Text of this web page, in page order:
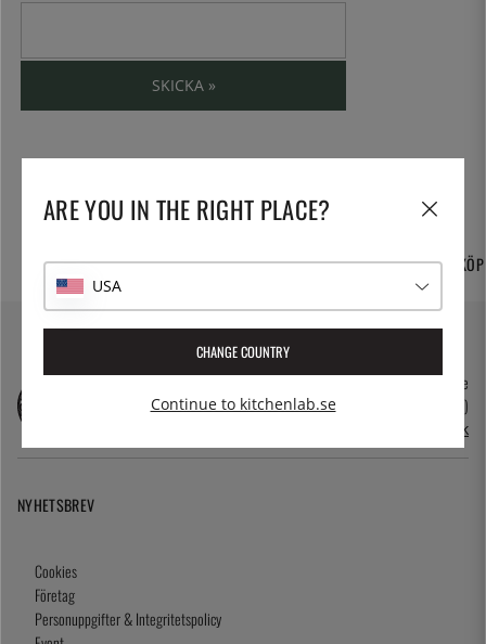
SKICKA »
HEMLEVERANS
TUSENTALS PRODUKTER 365 DAGARS ÖPPET KÖP
kundservice@kitchenlab.se
08-41095200 (vardagar 10.00-17.00)
Öppettider i butik
NYHETSBREV
Cookies
Företag
Personuppgifter & Integritetspolicy
ARE YOU IN THE RIGHT PLACE?
USA
CHANGE COUNTRY
Continue to kitchenlab.se